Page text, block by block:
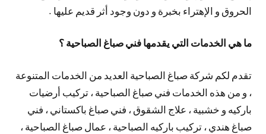
الحروق و الإهتراء بخبرة و دون وجود أثر قديم عليها .
ما هي الخدمات التي يقدمها فني صباغ الصباحية ؟
تقدم لكم شركة صباغ الصباحية العديد من الخدمات المتنوعة
، و من هذه الخدمات فني صباغ الصباحية ، تركيب أرضيات
باركيه و خشبية ، علاج الشقوق ، فني صباغ باكستاني ، فني
صباغ هندي ، تركيب باركيه الصباحية ، عمال صباغ الصباحية ،